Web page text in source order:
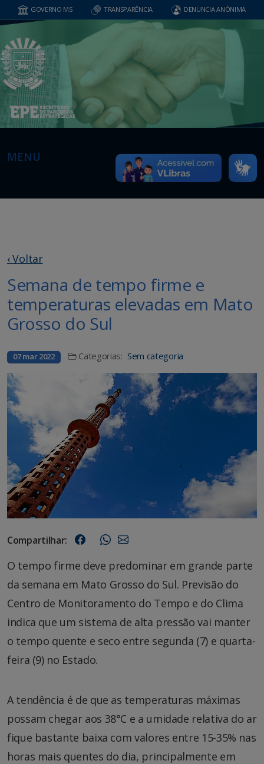
GOVERNO MS TRANSPARÊNCIA DENUNCIA ANÔNIMA
MENU
‹ Voltar
Semana de tempo firme e
temperaturas elevadas em Mato
Grosso do Sul
07 mar 2022 Categorias: Sem categoria
Compartilhar:
O tempo firme deve predominar em grande parte
da semana em Mato Grosso do Sul. Previsão do
Centro de Monitoramento do Tempo e do Clima
indica que um sistema de alta pressão vai manter
o tempo quente e seco entre segunda (7) e quarta-
feira (9) no Estado.
A tendência é de que as temperaturas máximas
possam chegar aos 38°C e a umidade relativa do ar
fique bastante baixa com valores entre 15-35% nas
horas mais quentes do dia, principalmente em